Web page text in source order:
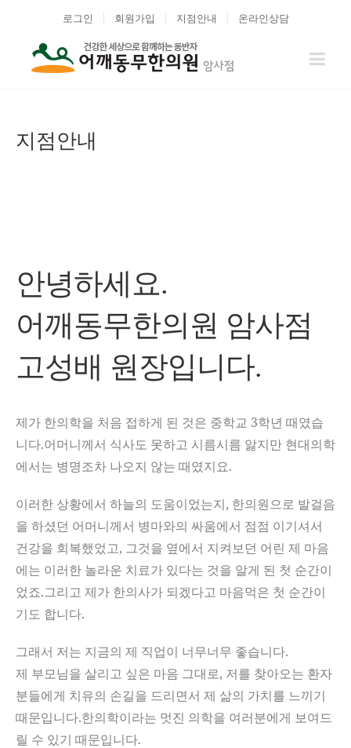
로그인 회원가입 지점안내 온라인상담
지점안내
안녕하세요.
어깨동무한의원 암사점
고성배 원장입니다.
제가 한의학을 처음 접하게 된 것은 중학교 3학년 때였습
니다.어머니께서 식사도 못하고 시름시름 앓지만 현대의학
에서는 병명조차 나오지 않는 때였지요.
이러한 상황에서 하늘의 도움이었는지, 한의원으로 발걸음
을 하셨던 어머니께서 병마와의 싸움에서 점점 이기셔서
건강을 회복했었고, 그것을 옆에서 지켜보던 어린 제 마음
에는 이러한 놀라운 치료가 있다는 것을 알게 된 첫 순간이
었죠.그리고 제가 한의사가 되겠다고 마음먹은 첫 순간이
기도 합니다.
그래서 저는 지금의 제 직업이 너무너무 좋습니다.
제 부모님을 살리고 싶은 마음 그대로, 저를 찾아오는 환자
분들에게 치유의 손길을 드리면서 제 삶의 가치를 느끼기
때문입니다.한의학이라는 멋진 의학을 여러분에게 보여드
릴 수 있기 때문입니다.